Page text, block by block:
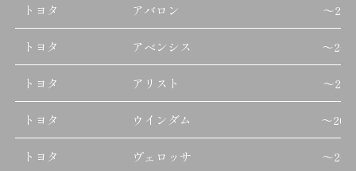
トヨタ アバロン ～
トヨタ アベンシス ～
トヨタ アリスト ～
トヨタ ウインダム ～
トヨタ ヴェロッサ ～